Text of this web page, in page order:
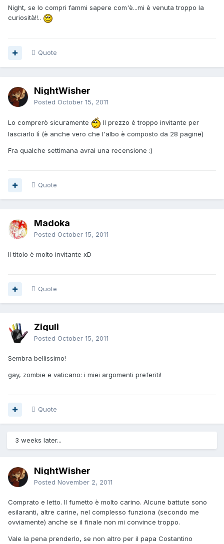
Night, se lo compri fammi sapere com'è...mi è venuta troppo la
curiosità!!..
Quote
NightWisher
Posted October 15, 2011
Lo comprerò sicuramente
Il prezzo è troppo invitante per
lasciarlo lì (è anche vero che l'albo è composto da 28 pagine)
Fra qualche settimana avrai una recensione :)
Quote
Madoka
Posted October 15, 2011
Il titolo è molto invitante xD
Quote
Ziguli
Posted October 15, 2011
Sembra bellissimo!
gay, zombie e vaticano: i miei argomenti preferiti!
Quote
3 weeks later...
NightWisher
Posted November 2, 2011
Comprato e letto. Il fumetto è molto carino. Alcune battute sono
esilaranti, altre carine, nel complesso funziona (secondo me
ovviamente) anche se il finale non mi convince troppo.
Vale la pena prenderlo, se non altro per il papa Costantino